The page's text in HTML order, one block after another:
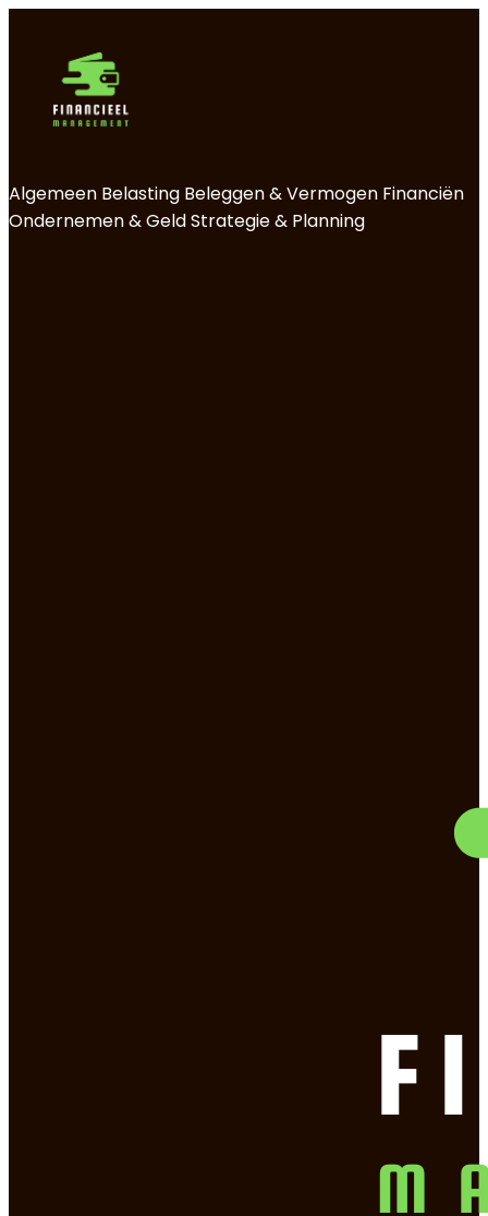
Algemeen Belasting Beleggen & Vermogen Financiën
Ondernemen & GeldStrategie & Planning